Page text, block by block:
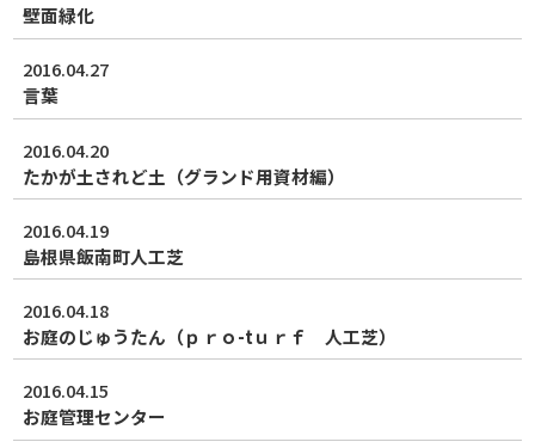
壁面緑化
2016.04.27
言葉
2016.04.20
たかが土されど土（グランド用資材編）
2016.04.19
島根県飯南町人工芝
2016.04.18
お庭のじゅうたん（ｐｒｏ-tｕｒｆ 人工芝）
2016.04.15
お庭管理センター